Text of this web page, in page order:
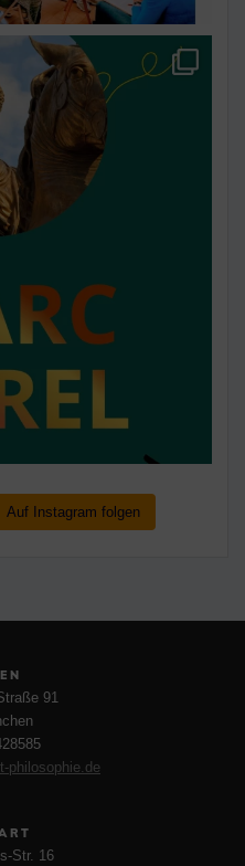
Auf Instagram folgen
91
philosophie.de
Str. 16